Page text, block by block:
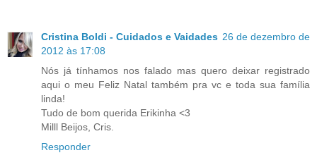
Cristina Boldi - Cuidados e Vaidades 26 de dezembro de
2012 às 17:08
Nós já tínhamos nos falado mas quero deixar registrado
aqui o meu Feliz Natal também pra vc e toda sua família
linda!
Tudo de bom querida Erikinha <3
Milll Beijos, Cris.
Responder